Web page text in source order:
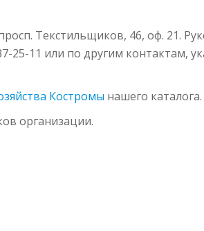
Текстильщиков, 46, оф. 21.
25-11 или по другим контактам,
Костромы нашего каталога.
организации.